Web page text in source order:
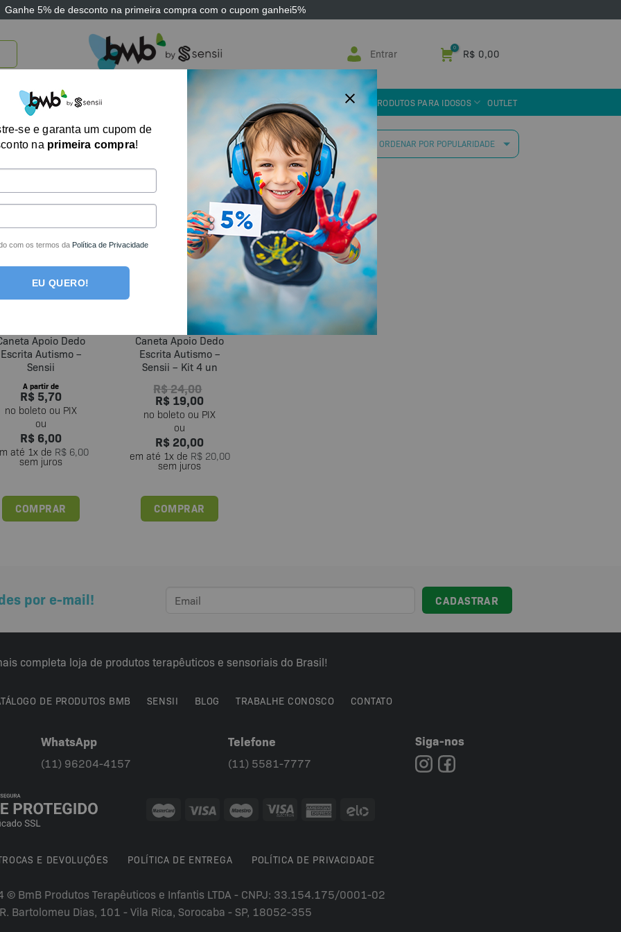
Ganhe 5% de desconto na primeira compra com o cupom ganhei5%
Entrar R$ 0,00
BRINQUEDOS E JOGOS ARK THERAPEUTIC SENSII TECNOLOGIA ASSISTIVA PRODUTOS PARA IDOSOS OUTLET
Exibindo todos os 2 resultados
Apoio Dedo
Escrita Autismo –
Sensii
A partir de
R$ 5,70
R$ 6,00
até 1x de R$6,00
sem juros
COMPRAR
Este
As
podem
escolhidas
página
-17%
Adaptador Lápis
Caneta Apoio Dedo
Escrita Autismo –
Sensii – Kit 4 un
R$24,00
R$ 19,00
R$ 20,00
em até 1x de R$20,00
sem juros
COMPRAR
por e-mail!
completa loja de produtos terapêuticos e sensoriais do Brasil!
DE PRODUTOS BMB SENSII BLOG TRABALHE CONOSCO CONTATO
WhatsApp
(11) 96204-4157
Telefone
(11) 5581-7777
Siga-nos
E DEVOLUÇÕES POLÍTICA DE ENTREGA POLÍTICA DE PRIVACIDADE
© BmB Produtos Terapêuticos e Infantis LTDA - CNPJ: 33.154.175/0001-02
R. Bartolomeu Dias, 101 - Vila Rica, Sorocaba - SP, 18052-355
se e garanta um cupom de
na primeira compra!
com os termos da Política de Privacidade
EU QUERO!